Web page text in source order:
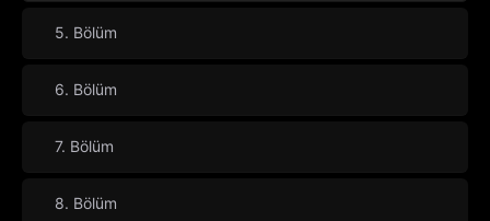
5. Bölüm
6. Bölüm
7. Bölüm
8. Bölüm